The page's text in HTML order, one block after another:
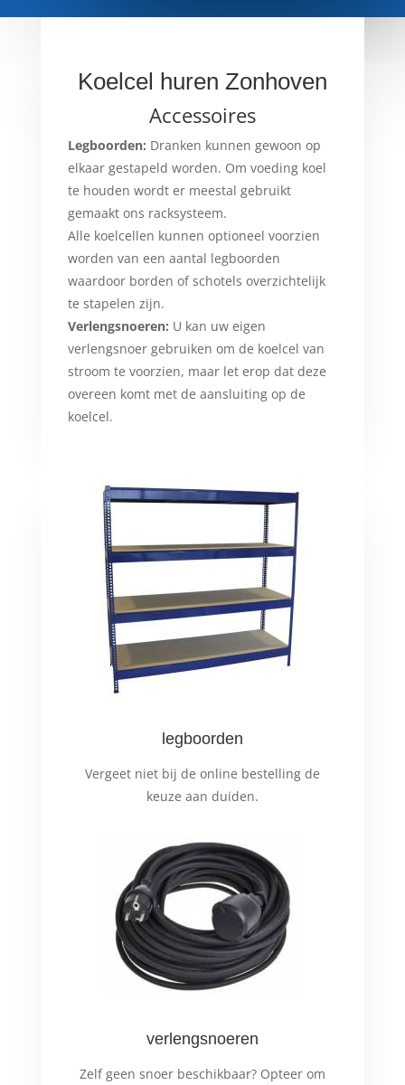
Koelcel huren Zonhoven
Accessoires
Legboorden: Dranken kunnen gewoon op
elkaar gestapeld worden. Om voeding koel
te houden wordt er meestal gebruikt
gemaakt ons racksysteem.
Alle koelcellen kunnen optioneel voorzien
worden van een aantal legboorden
waardoor borden of schotels overzichtelijk
te stapelen zijn.
Verlengsnoeren: U kan uw eigen
verlengsnoer gebruiken om de koelcel van
stroom te voorzien, maar let erop dat deze
overeen komt met de aansluiting op de
koelcel.
legboorden
Vergeet niet bij de online bestelling de
keuze aan duiden.
verlengsnoeren
Zelf geen snoer beschikbaar? Opteer om